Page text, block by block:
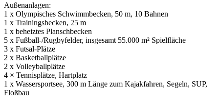
Außenanlagen:
1 x Olympisches Schwimmbecken, 50 m, 10 Bahnen
1 x Trainingsbecken, 25 m
1 x beheiztes Planschbecken
5 x Fußball-/Rugbyfelder, insgesamt 55.000 m² Spielfläche
3 x Futsal-Plätze
2 x Basketballplätze
2 x Volleyballplätze
4 × Tennisplätze, Hartplatz
1 x Wassersportsee, 300 m Länge zum Kajakfahren, Segeln, SUP,
Floßbau